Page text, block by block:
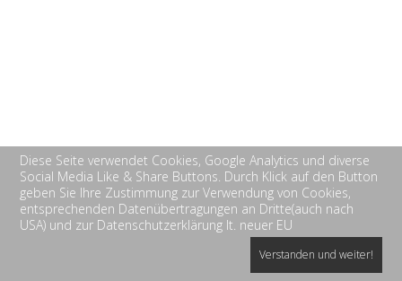
Diese Seite verwendet Cookies, Google Analytics und diverse
Social Media Like & Share Buttons. Durch Klick auf den Button
geben Sie Ihre Zustimmung zur Verwendung von Cookies,
entsprechenden Datenübertragungen an Dritte(auch nach
USA) und zur Datenschutzerklärung lt. neuer EU
Verstanden und weiter!